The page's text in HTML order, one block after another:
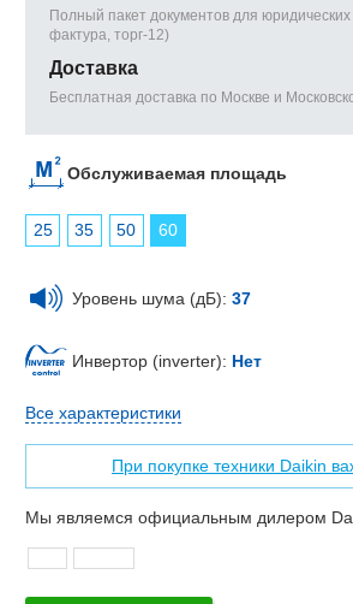
Полный пакет документов для юридических
фактура, торг-12)
Доставка
Бесплатная доставка по Москве и
Обслуживаемая площадь
25 35 50 60
Уровень шума (дБ): 37
Инвертор (inverter): Нет
Все характеристики
При покупке техники Daikin
Мы являемся официальным дилером